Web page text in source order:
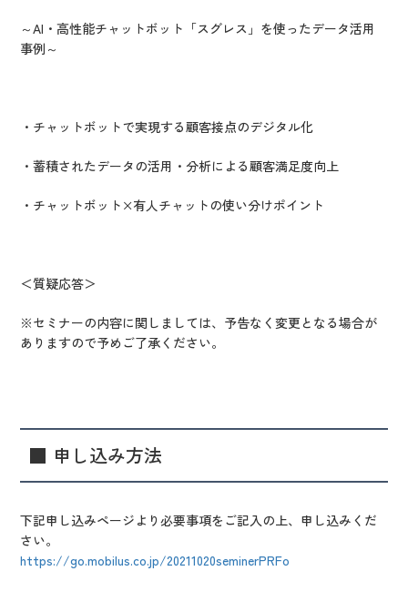
～AI・高性能チャットボット「スグレス」を使ったデータ活用
事例～
・チャットボットで実現する顧客接点のデジタル化
・蓄積されたデータの活用・分析による顧客満足度向上
・チャットボット×有人チャットの使い分けポイント
＜質疑応答＞
※セミナーの内容に関しましては、予告なく変更となる場合が
ありますので予めご了承ください。
■ 申し込み方法
下記申し込みページより必要事項をご記入の上、申し込みくだ
さい。
https://go.mobilus.co.jp/20211020seminerPRFo